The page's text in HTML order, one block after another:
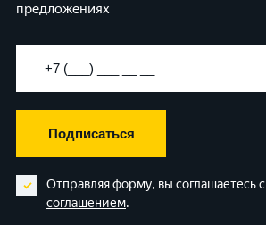
предложениях
Подписаться
Отправляя форму, вы соглашаетесь с
соглашением.